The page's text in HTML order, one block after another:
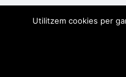
Utilitzem cookies per